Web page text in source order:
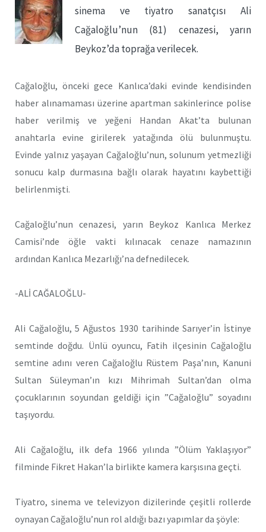
sinema ve tiyatro sanatçısı Ali
Cağaloğlu’nun (81) cenazesi, yarın
Beykoz’da toprağa verilecek.
Cağaloğlu, önceki gece Kanlıca’daki evinde kendisinden
haber alınamaması üzerine apartman sakinlerince polise
haber verilmiş ve yeğeni Handan Akat’ta bulunan
anahtarla evine girilerek yatağında ölü bulunmuştu.
Evinde yalnız yaşayan Cağaloğlu’nun, solunum yetmezliği
sonucu kalp durmasına bağlı olarak hayatını kaybettiği
belirlenmişti.
Cağaloğlu’nun cenazesi, yarın Beykoz Kanlıca Merkez
Camisi’nde öğle vakti kılınacak cenaze namazının
ardından Kanlıca Mezarlığı’na defnedilecek.
-ALİ CAĞALOĞLU-
Ali Cağaloğlu, 5 Ağustos 1930 tarihinde Sarıyer’in İstinye
semtinde doğdu. Ünlü oyuncu, Fatih ilçesinin Cağaloğlu
semtine adını veren Cağaloğlu Rüstem Paşa’nın, Kanuni
Sultan Süleyman’ın kızı Mihrimah Sultan’dan olma
çocuklarının soyundan geldiği için ”Cağaloğlu” soyadını
taşıyordu.
Ali Cağaloğlu, ilk defa 1966 yılında ”Ölüm Yaklaşıyor”
filminde Fikret Hakan’la birlikte kamera karşısına geçti.
Tiyatro, sinema ve televizyon dizilerinde çeşitli rollerde
oynayan Cağaloğlu’nun rol aldığı bazı yapımlar da şöyle: